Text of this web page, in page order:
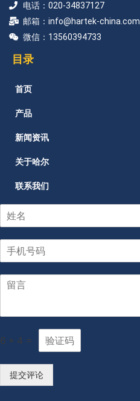
电话：020-34837127
邮箱：info@hartek-china.com
微信：13560394733
目录
首页
产品
新闻资讯
关于哈尔
联系我们
6 * 4 =
提交评论